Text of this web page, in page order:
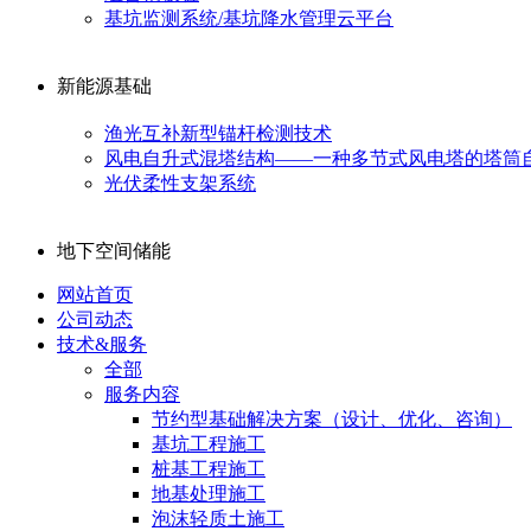
基坑监测系统/基坑降水管理云平台
新能源基础
渔光互补新型锚杆检测技术
风电自升式混塔结构——一种多节式风电塔的塔筒
光伏柔性支架系统
地下空间储能
网站首页
公司动态
技术&服务
全部
服务内容
节约型基础解决方案（设计、优化、咨询）
基坑工程施工
桩基工程施工
地基处理施工
泡沫轻质土施工